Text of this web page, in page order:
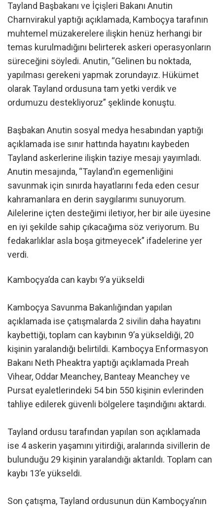
Tayland Başbakanı ve İçişleri Bakanı Anutin
Charnvirakul yaptığı açıklamada, Kamboçya tarafının
muhtemel müzakerelere ilişkin henüz herhangi bir
temas kurulmadığını belirterek askeri operasyonların
süreceğini söyledi. Anutin, “Gelinen bu noktada,
yapılması gerekeni yapmak zorundayız. Hükümet
olarak Tayland ordusuna tam yetki verdik ve
ordumuzu destekliyoruz” şeklinde konuştu.
Başbakan Anutin sosyal medya hesabından yaptığı
açıklamada ise sınır hattında hayatını kaybeden
Tayland askerlerine ilişkin taziye mesajı yayımladı.
Anutin mesajında, “Tayland’ın egemenliğini
savunmak için sınırda hayatlarını feda eden cesur
kahramanlara en derin saygılarımı sunuyorum.
Ailelerine içten desteğimi iletiyor, her bir aile üyesine
en iyi şekilde sahip çıkacağıma söz veriyorum. Bu
fedakarlıklar asla boşa gitmeyecek” ifadelerine yer
verdi.
Kamboçya’da can kaybı 9’a yükseldi
Kamboçya Savunma Bakanlığından yapılan
açıklamada ise çatışmalarda 2 sivilin daha hayatını
kaybettiği, toplam can kaybının 9’a yükseldiği, 20
kişinin yaralandığı belirtildi. Kamboçya Enformasyon
Bakanı Neth Pheaktra yaptığı açıklamada Preah
Vihear, Oddar Meanchey, Banteay Meanchey ve
Pursat eyaletlerindeki 54 bin 550 kişinin evlerinden
tahliye edilerek güvenli bölgelere taşındığını aktardı.
Tayland ordusu tarafından yapılan son açıklamada
ise 4 askerin yaşamını yitirdiği, aralarında sivillerin de
bulunduğu 29 kişinin yaralandığı aktarıldı. Toplam can
kaybı 13’e yükseldi.
Son çatışma, Tayland ordusunun dün Kamboçya’nın